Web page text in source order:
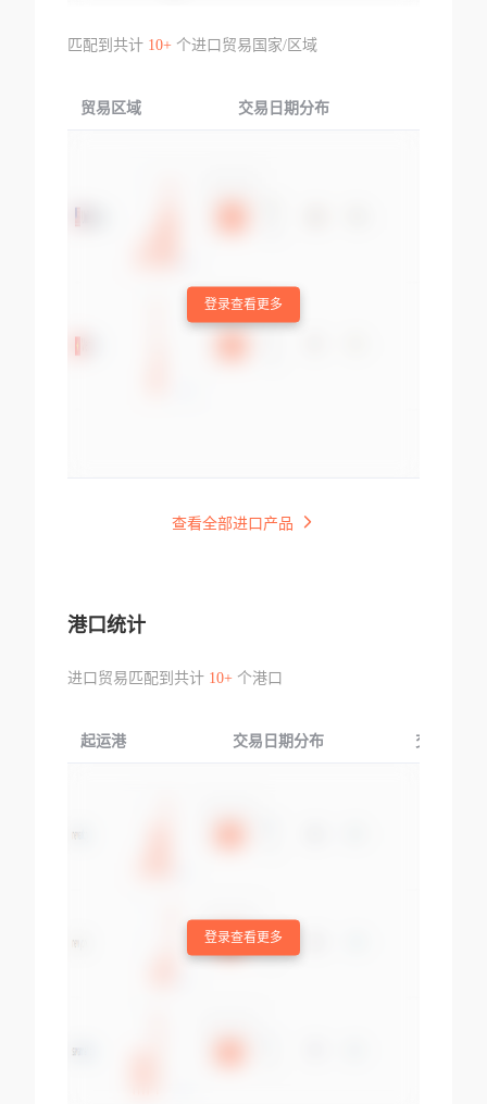
匹配到共计 10+个进口贸易国家/区域
贸易区域 交易日期分布
登录查看更多
查看全部进口产品
港口统计
进口贸易匹配到共计 10+个港口
起运港 交易日期分布 交易产品
登录查看更多